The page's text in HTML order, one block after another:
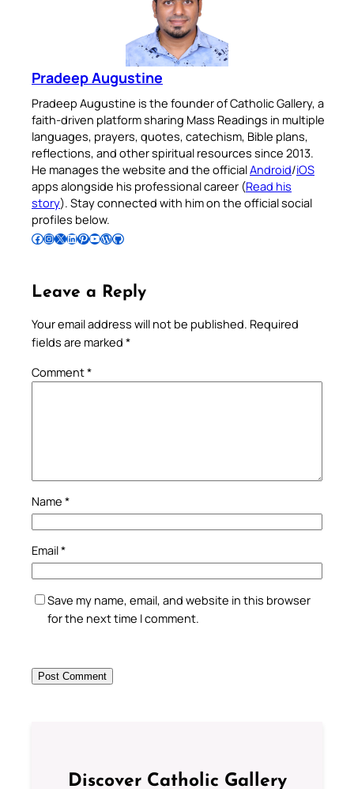
Pradeep Augustine
Pradeep Augustine is the founder of Catholic Gallery, a
faith-driven platform sharing Mass Readings in multiple
languages, prayers, quotes, catechism, Bible plans,
reflections, and other spiritual resources since 2013.
He manages the website and the officialAndroid/iOS
apps alongside his professional career (Read his
story). Stay connected with him on the official social
profiles below.
Follow Pradeep on Facebook Follow Pradeep on InstagramFollow Pradeep on X Follow Pradeep on LinkedIn Follow Pradeep on Pinterest Subscribe to Pradeep’s Youtube Channel Follow Pradeep on WordPress Follow Pradeep on GitHub
Leave a Reply
Your email address will not be published. Required
fields are marked *
Comment*
Name *
Email*
Save my name, email, and website in this browser
for the next time I comment.
Discover Catholic Gallery